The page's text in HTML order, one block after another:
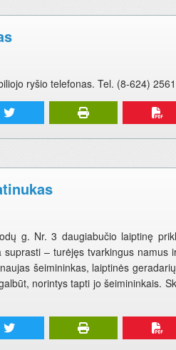
ryšio telefonas. Tel. (8-624)
g. Nr. 3 daugiabučio laiptinę
– turėjęs tvarkingus namus
šeimininkas, laiptinės
norintys tapti jo šeimininkais.